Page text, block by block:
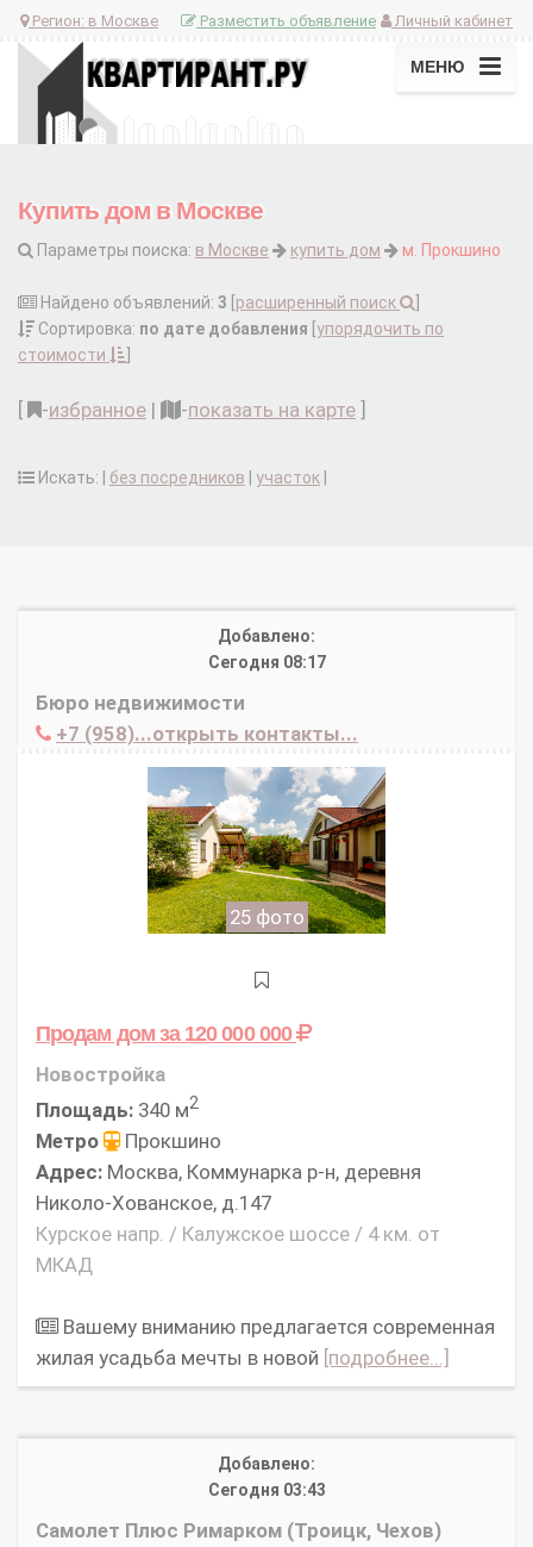
Регион: в Москве Личный кабинет
Разместить объявление
МЕНЮ
Купить дом в Москве
Параметры поиска: в Москве купить дом м. Прокшино
Найдено объявлений: 3 расширенный поиск
Сортировка: по дате добавления упорядочить по
стоимости
-избранное | -показать на карте
Искать: | без посредников участок
Добавлено:
Сегодня 08:17
Бюро недвижимости
+7 (958)...открыть контакты...
25 фото
Продам домза 120 000 000
Новостройка
Площадь: 340 м2
Метро
Прокшино
Адрес: Москва, Коммунарка р-н, деревня
Николо-Хованское, д.147
Курское напр. / Калужское шоссе / 4 км. от
МКАД
Вaшему вниманию предлагается современная
жилая усадьба мечты в новой [подробнее...]
Добавлено:
Сегодня 03:43
Самолет Плюс Римарком (Троицк, Чехов)